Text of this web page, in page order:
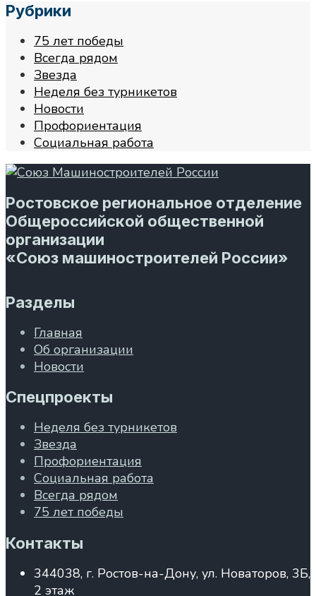
Рубрики
75 лет победы
Всегда рядом
Звезда
Неделя без турникетов
Новости
Профориентация
Социальная работа
Ростовское региональное отделение
Общероссийской общественной
организации
«Союз машиностроителей России»
Разделы
Главная
Об организации
Новости
Спецпроекты
Неделя без турникетов
Звезда
Профориентация
Социальная работа
Всегда рядом
75 лет победы
Контакты
344038, г. Ростов-на-Дону, ул. Новаторов, 3Б,
2 этаж